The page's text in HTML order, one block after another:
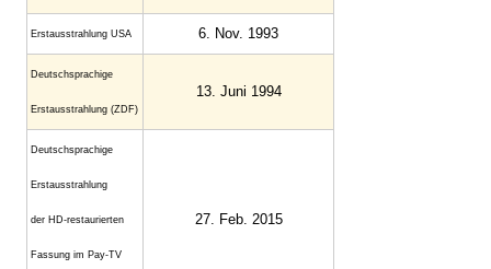
Erstaus­strahlung USA 6. Nov. 1993
Deutsch­sprachige
Erstaus­strahlung (ZDF)
13. Juni 1994
Deutschsprachige
Erstausstrahlung
der HD-restaurierten
Fassung im Pay-TV
27. Feb. 2015